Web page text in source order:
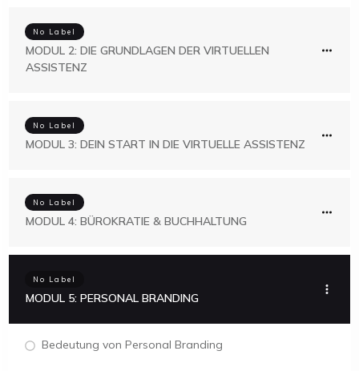
No Label
MODUL 2: DIE GRUNDLAGEN DER VIRTUELLEN
ASSISTENZ
No Label
MODUL 3: DEIN START IN DIE VIRTUELLE ASSISTENZ
No Label
MODUL 4: BÜROKRATIE & BUCHHALTUNG
No Label
MODUL 5: PERSONAL BRANDING
Bedeutung von Personal Branding